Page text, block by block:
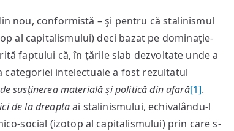
nou, conformistă – şi pentru că stalinismul
al capitalismului) deci bazat pe dominaţie-
faptului că, în ţările slab dezvoltate unde a
categoriei intelectuale a fost rezultatul
susţinerea materială şi politică din afară[1].
de la dreaptaai stalinismului, echivalându-l
social (izotop al capitalismului) prin care s-